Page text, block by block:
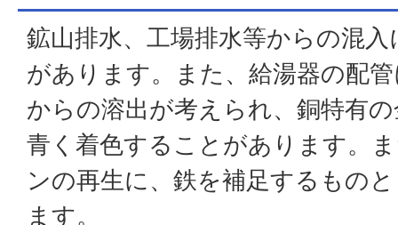
鉱山排水、工場排水等からの混
があります。また、給湯器の配
からの溶出が考えられ、銅特有
青く着色することがあります。
ンの再生に、鉄を補足するもの
ます。